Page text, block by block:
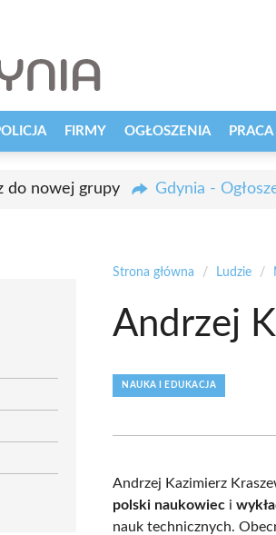
FIRMY OGŁOSZENIA PRACA
do nowej grupy Gdynia -
Strona główna / Ludzie /
Andrzej
NAUKA I EDUKACJA
Andrzej Kazimierz
polski naukowiec i
nauk technicznych.